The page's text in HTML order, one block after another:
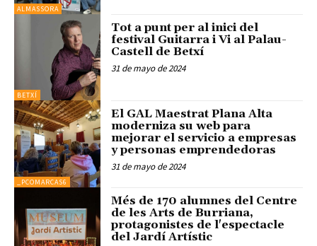
ALMASSORA
BETXÍ
Tot a punt per al inici del
festival Guitarra i Vi al Palau-
Castell de Betxí
31 de mayo de 2024
_PCOMARCAS6
El GAL Maestrat Plana Alta
moderniza su web para
mejorar el servicio a empresas
y personas emprendedoras
31 de mayo de 2024
Més de 170 alumnes del Centre
de les Arts de Burriana,
protagonistes de l'espectacle
del Jardí Artístic